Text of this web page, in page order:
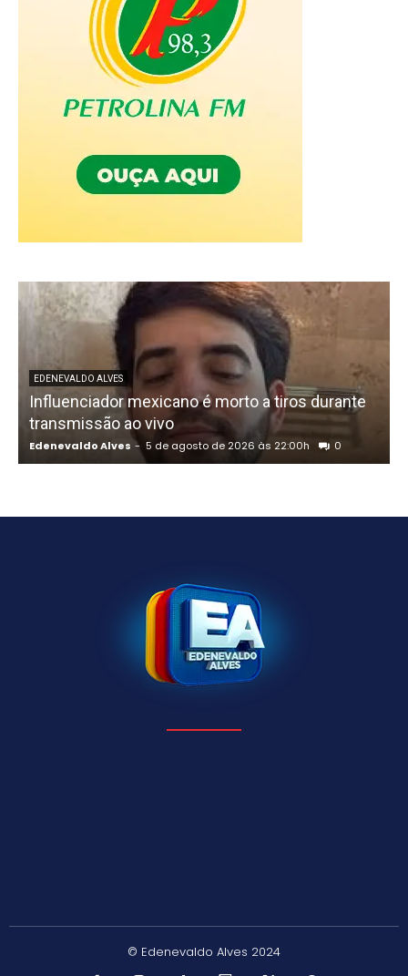
EDENEVALDO ALVES
Influenciador mexicano é morto a tiros durante
transmissão ao vivo
Edenevaldo Alves - 5 de agosto de 2026 às 22:00h 0
© Edenevaldo Alves 2024